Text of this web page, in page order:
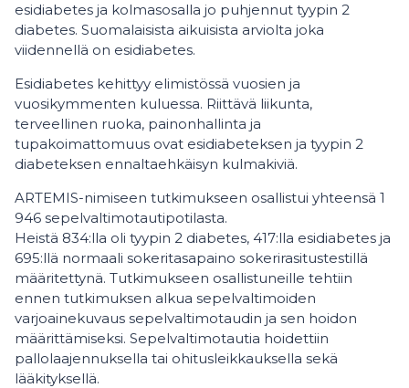
esidiabetes ja kolmasosalla jo puhjennut tyypin 2
diabetes. Suomalaisista aikuisista arviolta joka
viidennellä on esidiabetes.
Esidiabetes kehittyy elimistössä vuosien ja
vuosikymmenten kuluessa. Riittävä liikunta,
terveellinen ruoka, painonhallinta ja
tupakoimattomuus ovat esidiabeteksen ja tyypin 2
diabeteksen ennaltaehkäisyn kulmakiviä.
ARTEMIS-nimiseen tutkimukseen osallistui yhteensä 1
946 sepelvaltimotautipotilasta.
Heistä 834:lla oli tyypin 2 diabetes, 417:lla esidiabetes ja
695:llä normaali sokeritasapaino sokerirasitustestillä
määritettynä. Tutkimukseen osallistuneille tehtiin
ennen tutkimuksen alkua sepelvaltimoiden
varjoainekuvaus sepelvaltimotaudin ja sen hoidon
määrittämiseksi. Sepelvaltimotautia hoidettiin
pallolaajennuksella tai ohitusleikkauksella sekä
lääkityksellä.